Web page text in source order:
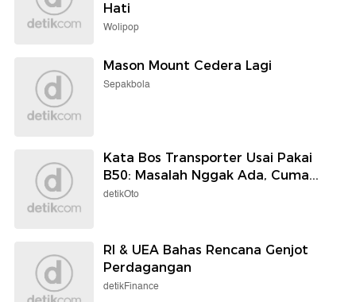
Hati
Wolipop
Mason Mount Cedera Lagi
Sepakbola
Kata Bos Transporter Usai Pakai
B50: Masalah Nggak Ada, Cuma...
detikOto
RI & UEA Bahas Rencana Genjot
Perdagangan
detikFinance